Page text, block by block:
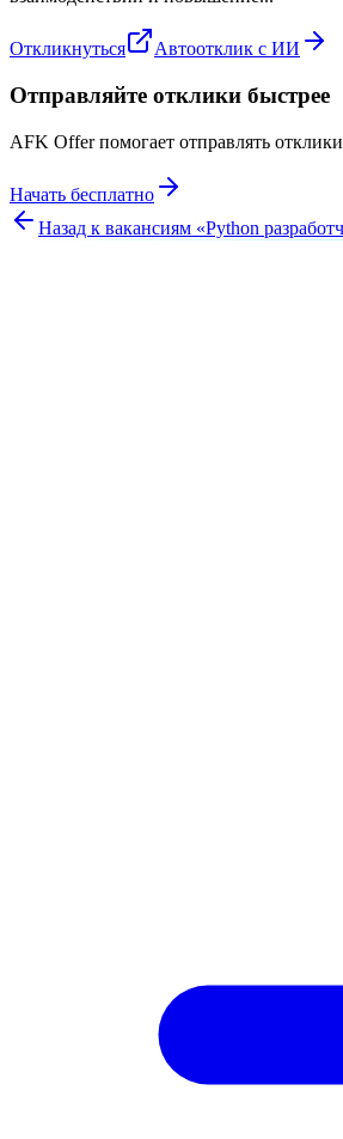
Откликнуться Автоотклик с ИИ
Отправляйте отклики быстрее
AFK Offer помогает отправлять
Начать бесплатно
Назад к вакансиям «Python